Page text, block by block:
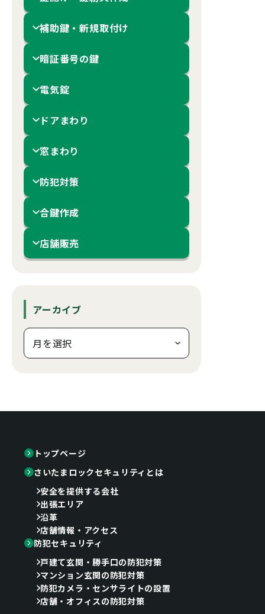
補助鍵・新規取付け
暗証番号の鍵
電気錠
ドアまわり
窓まわり
防犯対策
合鍵作成
店舗販売
アーカイブ
トップページ
さいたまロックセキュリティとは
安全を提供する会社
出張エリア
沿革
店舗情報・アクセス
防犯セキュリティ
戸建て玄関・勝手口の防犯対策
マンション玄関の防犯対策
防犯カメラ・センサライトの設置
店舗・オフィスの防犯対策